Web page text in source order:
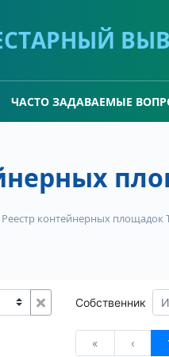
ЧАСТО ЗАДАВАЕМЫЕ
Реестр контейнерных площадок